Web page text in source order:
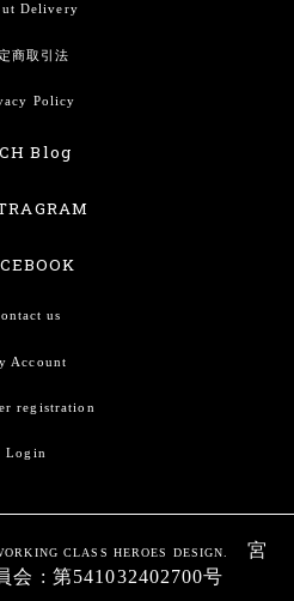
Delivery
商取引法
Policy
Blog
us
Account
registration
Login
CLASS HEROES DESIGN. 宮
: 第541032402700号